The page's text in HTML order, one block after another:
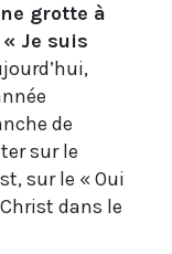
grotte à
« Je suis
de
sur le
sur le « Oui
dans le